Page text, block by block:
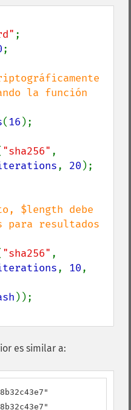
;
la función
(16 );
"sha256"
, 20
$length debe
para resultados
"sha256"
, 10
es similar a: